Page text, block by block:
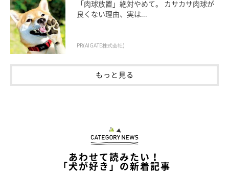
「肉球放置」絶対やめて。 カサカサ肉球が
良くない理由、実は...
PR(AIGATE株式会社)
もっと見る
あわせて読みたい！
「犬が好き」の新着記事